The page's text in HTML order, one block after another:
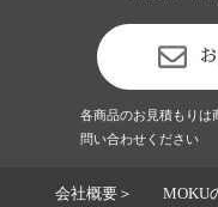
会社概要＞ MOKU
各商品のお見積もりは
問い合わせください